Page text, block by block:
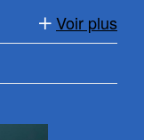
Voir plus